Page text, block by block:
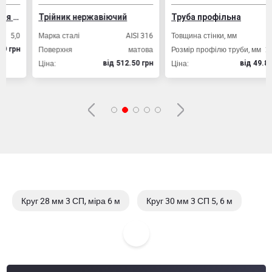
Трійник нержавіючий
Марка сталі
AISI 316
Поверхня
матова
вiд 512.50 грн
Труба профільна
Товщина стінки, мм
Розмір профілю труби, мм 20х20
Ціна:
вiд 49.80 грн
Круг 28 мм 3 СП, міра 6 м Круг 30 мм 3 СП 5, 6 м